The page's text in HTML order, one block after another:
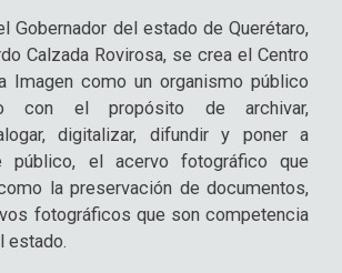
Gobernador del estado de Querétaro,
Calzada Rovirosa, se crea el Centro
Imagen como un organismo público
con el propósito de archivar,
digitalizar, difundir y poner a
público, el acervo fotográfico que
la preservación de documentos,
fotográficos que son competencia
estado.